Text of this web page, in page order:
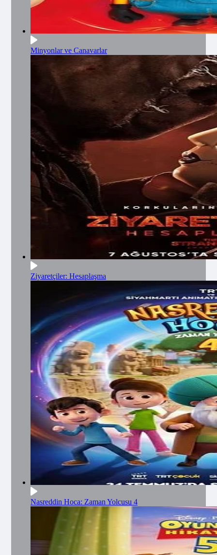
Minyonlar ve Canavarlar
Ziyaretçiler: Hesaplaşma
Nasreddin Hoca: Zaman Yolcusu 4